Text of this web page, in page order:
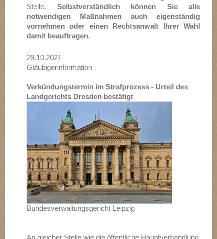
Stelle. Selbstverständlich können Sie alle
notwendigen Maßnahmen auch eigenständig
vornehmen oder einen Rechtsanwalt Ihrer Wahl
damit beauftragen.
29.10.2021
Gläubigerinformation
Verkündungstermin im Strafprozess - Urteil des
Landgerichts Dresden bestätigt
Bundesverwaltungsgericht Leipzig